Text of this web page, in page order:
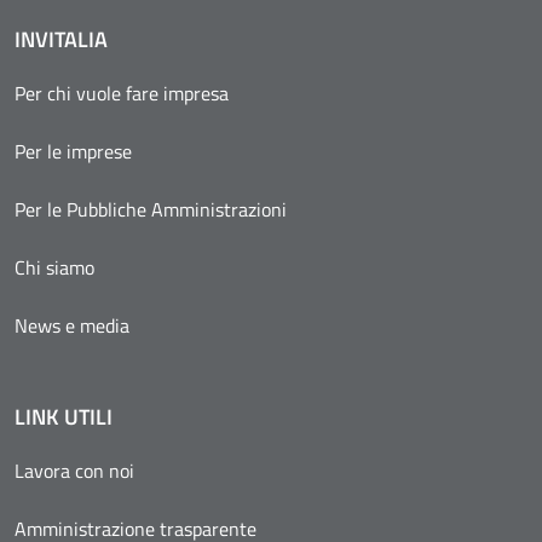
INVITALIA
Per chi vuole fare impresa
Per le imprese
Per le Pubbliche Amministrazioni
Chi siamo
News e media
LINK UTILI
Lavora con noi
Amministrazione trasparente